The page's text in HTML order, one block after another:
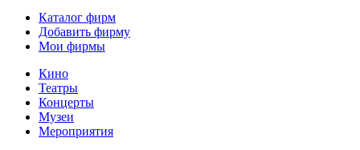
Каталог фирм
Добавить фирму
Мои фирмы
Кино
Театры
Концерты
Музеи
Мероприятия